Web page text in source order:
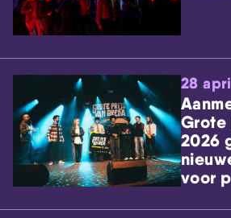
28
Grote
2026
voor